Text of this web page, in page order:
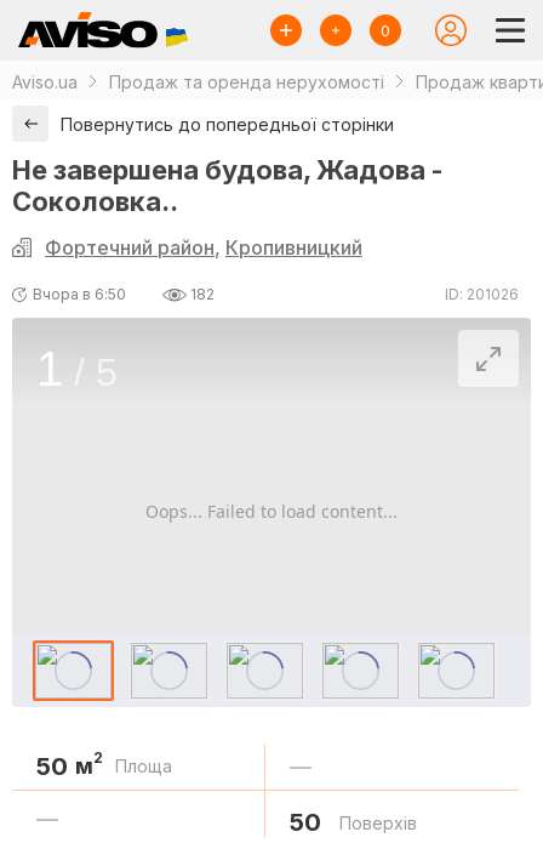
0
Aviso.ua Продаж та оренда нерухомості Продаж
Повернутись до попередньої сторінки
Не завершена будова, Жадова -
Соколовка..
Фортечний район, Кропивницкий
Вчора в 6:50 182 ID: 201026
Oops... Failed to load content...
1 / 5
50 м2 Площа —
— 50 Поверхів